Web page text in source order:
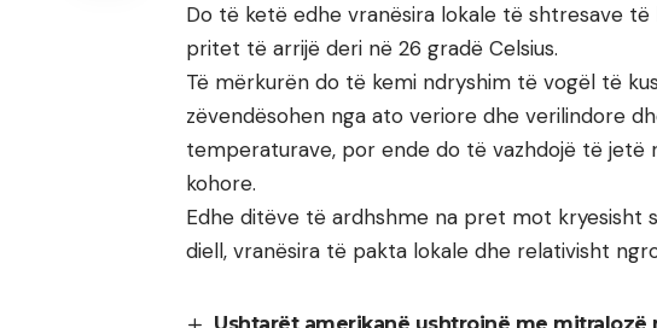
Do të ketë edhe vranësira lokale të shtresave
pritet të arrijë deri në 26 gradë Celsius.
Të mërkurën do të kemi ndryshim të vogël të
zëvendësohen nga ato veriore dhe verilindore
temperaturave, por ende do të vazhdojë të
kohore.
Edhe ditëve të ardhshme na pret mot kryesisht
diell, vranësira të pakta lokale dhe relativisht